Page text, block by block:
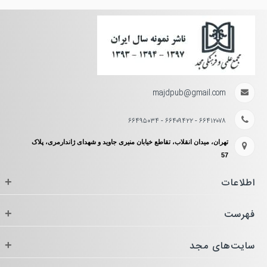
majdpub@gmail.com
۶۶۴۱۲۰۷۸ - ۶۶۴۰۹۴۲۲ - ۶۶۴۹۵۰۳۴
تهران، میدان انقلاب، تقاطع خیابان منیری جاوید و شهدای ژاندارمری، پلاک
57
اطلاعات +
فهرست +
سایت‌های مجد +